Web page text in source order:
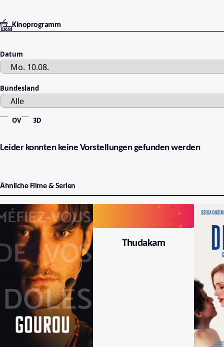
Kinoprogramm
Datum
Bundesland
OV 3D
Leider konnten keine Vorstellungen gefunden werden
Ähnliche Filme & Serien
Thudakam